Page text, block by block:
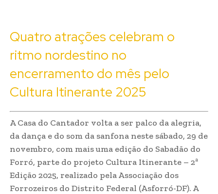
Quatro atrações celebram o
ritmo nordestino no
encerramento do mês pelo
Cultura Itinerante 2025
A Casa do Cantador volta a ser palco da alegria,
da dança e do som da sanfona neste sábado, 29 de
novembro, com mais uma edição do Sabadão do
Forró, parte do projeto Cultura Itinerante – 2ª
Edição 2025, realizado pela Associação dos
Forrozeiros do Distrito Federal (Asforró-DF). A